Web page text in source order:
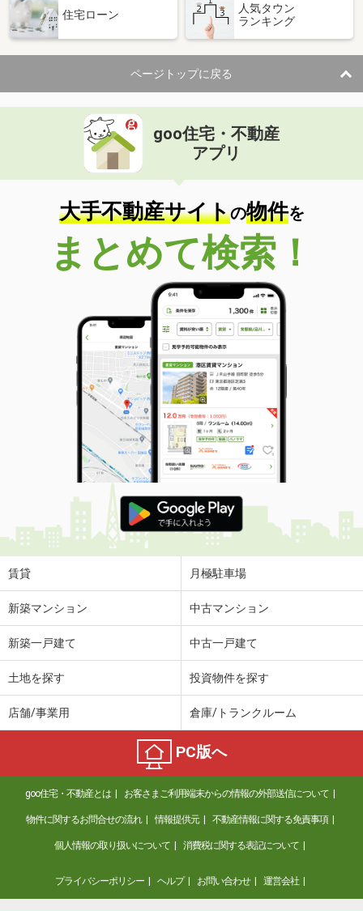
住宅ローン
人気タウン
ランキング
ページトップに戻る
goo住宅・不動産
アプリ
大手不動産サイトの物件を
まとめて検索！
賃貸 月極駐車場
新築マンション 中古マンション
新築一戸建て 中古一戸建て
土地を探す 投資物件を探す
店舗/事業用 倉庫/トランクルーム
PC版へ
goo住宅・不動産とは お客さまご利用端末からの情報の外部送信について
物件に関するお問合せの流れ 情報提供元 不動産情報に関する免責事項
個人情報の取り扱いについて 消費税に関する表記について
プライバシーポリシー ヘルプ お問い合わせ 運営会社